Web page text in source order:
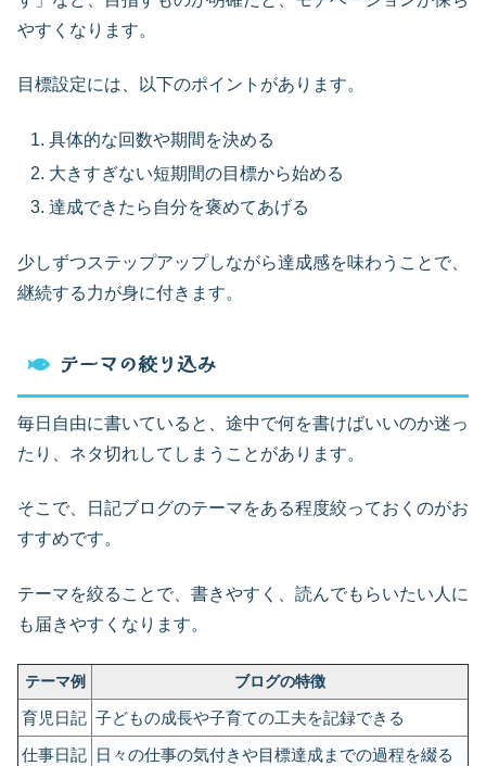
やすくなります。
目標設定には、以下のポイントがあります。
具体的な回数や期間を決める
大きすぎない短期間の目標から始める
達成できたら自分を褒めてあげる
少しずつステップアップしながら達成感を味わうことで、
継続する力が身に付きます。
テーマの絞り込み
毎日自由に書いていると、途中で何を書けばいいのか迷っ
たり、ネタ切れしてしまうことがあります。
そこで、日記ブログのテーマをある程度絞っておくのがお
すすめです。
テーマを絞ることで、書きやすく、読んでもらいたい人に
も届きやすくなります。
テーマ例 ブログの特徴
育児日記 子どもの成長や子育ての工夫を記録できる
仕事日記 日々の仕事の気付きや目標達成までの過程を綴る